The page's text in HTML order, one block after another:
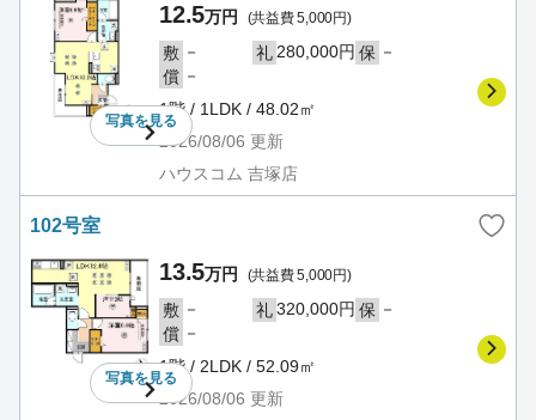
写真を見る
12.5万円 (共益費 5,000円)
敷 － 礼 280,000円 保 －
償 －
1階 / 1LDK / 48.02㎡
2026/08/06 更新
ハウスコム 吉塚店
102号室
写真を見る
13.5万円 (共益費 5,000円)
敷 － 礼320,000円 保 －
償 －
1階 / 2LDK / 52.09㎡
2026/08/06 更新